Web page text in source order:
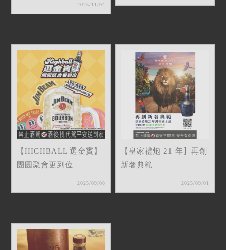
2025/11/04
【HIGHBALL 選金賓】
團圓聚會更到位
2025/09/08
【皇家禮炮 21 年】再創
新奢典範
2025/09/01